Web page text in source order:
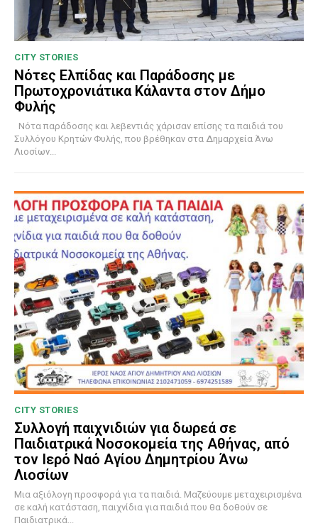
CITY STORIES
Νότες Ελπίδας και Παράδοσης με
Πρωτοχρονιάτικα Κάλαντα στον Δήμο
Φυλής
Νότα παράδοσης και λεβεντιάς χάρισαν επίσης τα παιδιά του
Συλλόγου Κρητών Φυλής, που βρέθηκαν στα Δημαρχεία Άνω
Λιοσίων...
CITY STORIES
Συλλογή παιχνιδιών για δωρεά σε
Παιδιατρικά Νοσοκομεία της Αθήνας, από
τον Ιερό Ναό Αγίου Δημητρίου Άνω
Λιοσίων
Μια αξιόλογη προσφορά για τα παιδιά. Μαζεύουμε μεταχειρισμένα
σε καλή κατάσταση, παιχνίδια για παιδιά που θα δοθούν σε
Παιδιατρικά...